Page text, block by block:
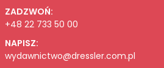
ZADZWOŃ:
+48 22 733 50 00
NAPISZ:
wydawnictwo@dressler.com.pl